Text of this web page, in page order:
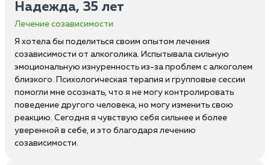
Надежда, 35 лет
Лечение созависимости
Я хотела бы поделиться своим опытом лечения
созависимости от алкоголика. Испытывала сильную
эмоциональную изнуренность из-за проблем с алкоголем
близкого. Психологическая терапия и групповые сессии
помогли мне осознать, что я не могу контролировать
поведение другого человека, но могу изменить свою
реакцию. Сегодня я чувствую себя сильнее и более
уверенной в себе, и это благодаря лечению
созависимости.